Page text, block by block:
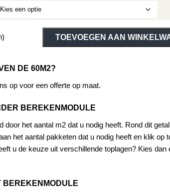
TOEVOEGEN AAN
DE 60M2?
op voor een offerte op maat.
BEREKENMODULE
door het aantal m2 dat u nodig heeft. Rond dit
het aantal pakketen dat u nodig heeft en klik op
u de keuze uit verschillende toplagen? Kies dan
BEREKENMODULE